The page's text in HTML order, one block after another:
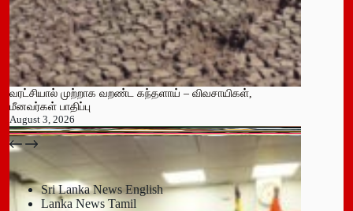
வரட்சியால் முற்றாக வறண்ட கந்தளாய் – விவசாயிகள்,
மீனவர்கள் பாதிப்பு
August 3, 2026
பதுளை மாநகர சபையின் NPP உறுப்பினர் திடீர் ராஜினாமா!
July 14, 2026
Sri Lanka News English
Lanka News Tamil